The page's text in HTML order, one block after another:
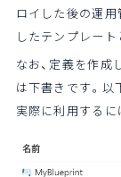
ロイした後の運
したテンプレート
なお、定義を作成
は下書きです。以
実際に利用するに